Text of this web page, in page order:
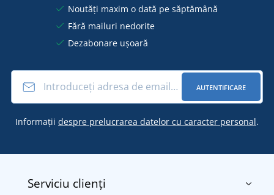
Noutăți maxim o dată pe săptămână
Fără mailuri nedorite
Dezabonare ușoară
AUTENTIFICARE
Informații despre prelucrarea datelor cu caracter personal.
Serviciu clienți